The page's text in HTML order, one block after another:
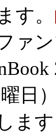
す。
ァ
日
ま